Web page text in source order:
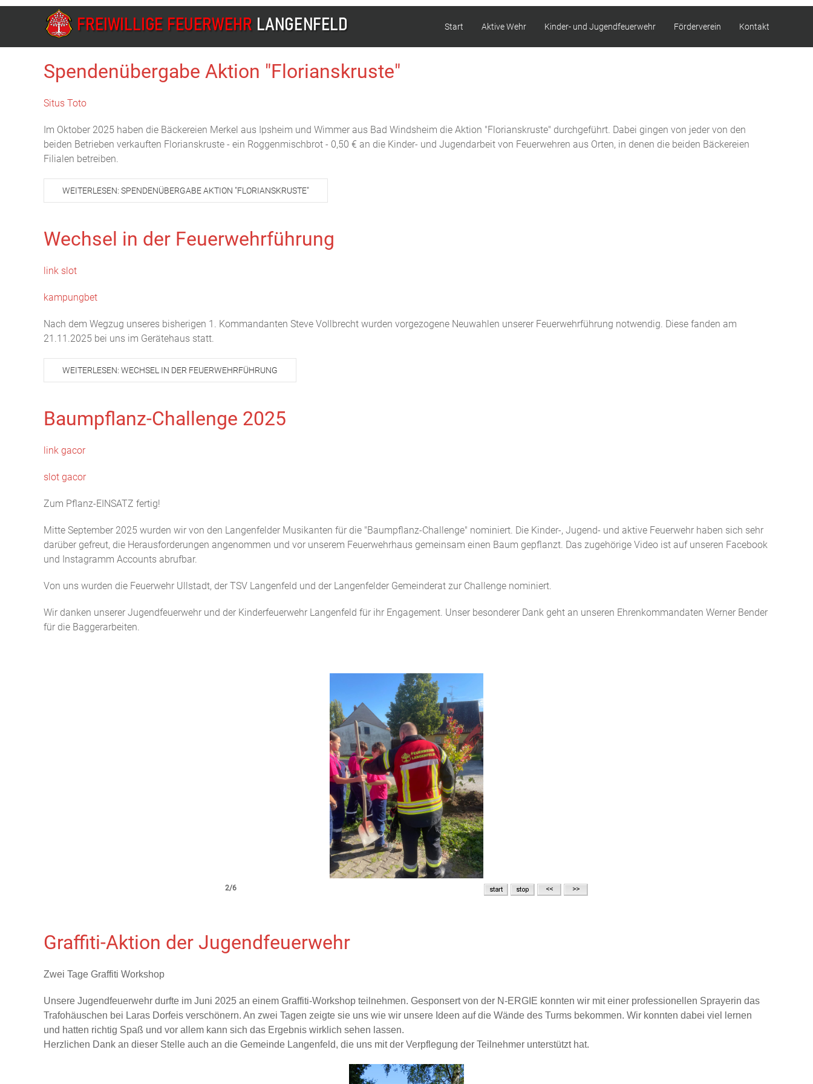
Start Aktive Wehr Kinder- und Jugendfeuerwehr Förderverein Kontakt
Spendenübergabe Aktion "Florianskruste"
Situs Toto
Im Oktober 2025 haben die Bäckereien Merkel aus Ipsheim und Wimmer aus Bad Windsheim die Aktion "Florianskruste" durchgeführt. Dabei gingen von jeder von den
beiden Betrieben verkauften Florianskruste - ein Roggenmischbrot - 0,50 € an die Kinder- und Jugendarbeit von Feuerwehren aus Orten, in denen die beiden Bäckereien
Filialen betreiben.
WEITERLESEN: SPENDENÜBERGABE AKTION "FLORIANSKRUSTE"
Wechsel in der Feuerwehrführung
link slot
kampungbet
Nach dem Wegzug unseres bisherigen 1. Kommandanten Steve Vollbrecht wurden vorgezogene Neuwahlen unserer Feuerwehrführung notwendig. Diese fanden am
21.11.2025 bei uns im Gerätehaus statt.
WEITERLESEN: WECHSEL IN DER FEUERWEHRFÜHRUNG
Baumpflanz-Challenge 2025
link gacor
slot gacor
Zum Pflanz-EINSATZ fertig!
Mitte September 2025 wurden wir von den Langenfelder Musikanten für die "Baumpflanz-Challenge" nominiert. Die Kinder-, Jugend- und aktive Feuerwehr haben sich sehr
darüber gefreut, die Herausforderungen angenommen und vor unserem Feuerwehrhaus gemeinsam einen Baum gepflanzt. Das zugehörige Video ist auf unseren Facebook
und Instagramm Accounts abrufbar.
Von uns wurden die Feuerwehr Ullstadt, der TSV Langenfeld und der Langenfelder Gemeinderat zur Challenge nominiert.
Wir danken unserer Jugendfeuerwehr und der Kinderfeuerwehr Langenfeld für ihr Engagement. Unser besonderer Dank geht an unseren Ehrenkommandaten Werner Bender
für die Baggerarbeiten.
2/6
Graffiti-Aktion der Jugendfeuerwehr
Zwei Tage Graffiti Workshop
Unsere Jugendfeuerwehr durfte im Juni 2025 an einem Graffiti-Workshop teilnehmen. Gesponsert von der N-ERGIE konnten wir mit einer professionellen Sprayerin das
Trafohäuschen bei Laras Dorfeis verschönern. An zwei Tagen zeigte sie uns wie wir unsere Ideen auf die Wände des Turms bekommen. Wir konnten dabei viel lernen
und hatten richtig Spaß und vor allem kann sich das Ergebnis wirklich sehen lassen.
Herzlichen Dank an dieser Stelle auch an die Gemeinde Langenfeld, die uns mit der Verpflegung der Teilnehmer unterstützt hat.